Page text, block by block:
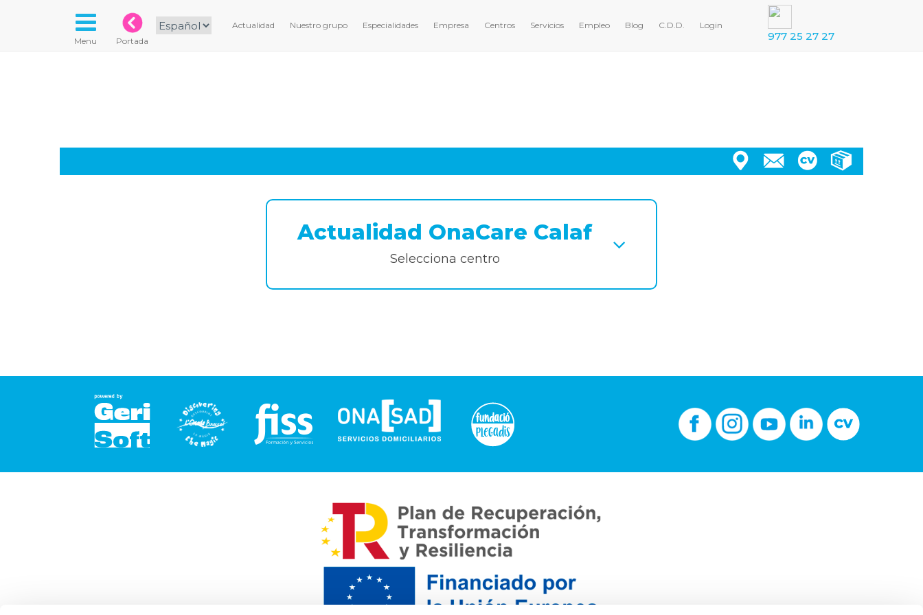
Actualidad Nuestro grupo Especialidades Empresa Centros Servicios Empleo Blog C.D.D. Login
977 25 27 27
Menu Portada
Actualidad OnaCare Calaf
Selecciona centro